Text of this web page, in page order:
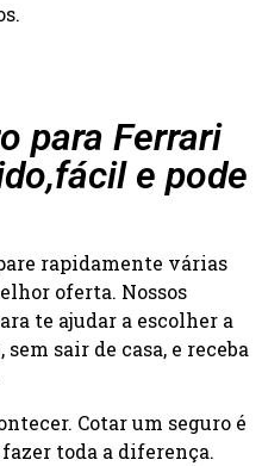
para Ferrari
e pode
rapidamente várias
oferta. Nossos
te ajudar a escolher a
sair de casa, e receba
Cotar um seguro é
toda a diferença.